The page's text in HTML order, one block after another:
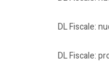
DL Fiscale:
DL Fiscale: